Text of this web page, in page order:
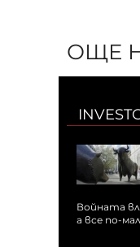
ОЩЕ
Войната
а все по-